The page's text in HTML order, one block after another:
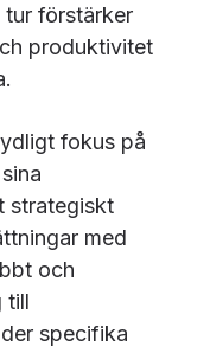
förstärker
produktivitet
fokus på
strategiskt
med
och
till
specifika